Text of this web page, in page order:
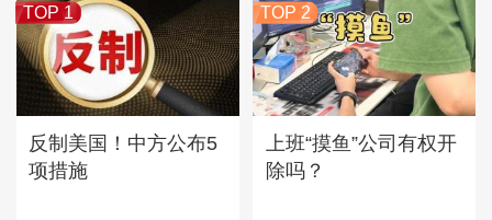
TOP 1
反制美国！中方公布5
项措施
TOP 2
上班“摸鱼”公司有权开
除吗？